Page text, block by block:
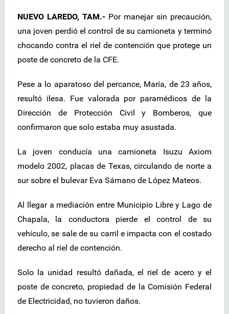
NUEVO LAREDO, TAM.- Por manejar sin precaución,
una joven perdió el control de su camioneta y terminó
chocando contra el riel de contención que protege un
poste de concreto de la CFE.
Pese a lo aparatoso del percance, María, de 23 años,
resultó ilesa. Fue valorada por paramédicos de la
Dirección de Protección Civil y Bomberos, que
confirmaron que solo estaba muy asustada.
La joven conducía una camioneta Isuzu Axiom
modelo 2002, placas de Texas, circulando de norte a
sur sobre el bulevar Eva Sámano de López Mateos.
Al llegar a mediación entre Municipio Libre y Lago de
Chapala, la conductora pierde el control de su
vehículo, se sale de su carril e impacta con el costado
derecho al riel de contención.
Solo la unidad resultó dañada, el riel de acero y el
poste de concreto, propiedad de la Comisión Federal
de Electricidad, no tuvieron daños.